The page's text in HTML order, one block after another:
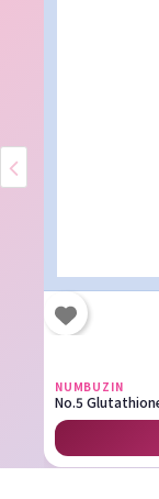
NUMBUZIN
No.5